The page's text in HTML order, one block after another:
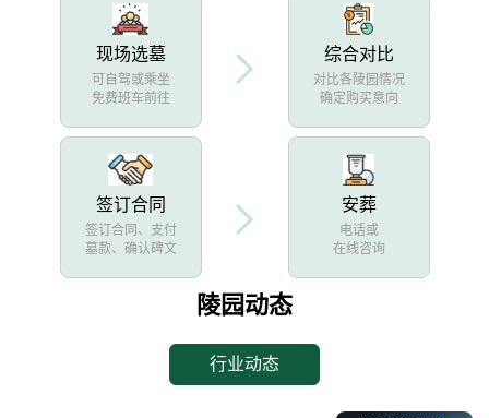
现场选墓
可自驾或乘坐
免费班车前往
综合对比
对比各陵园情况
确定购买意向
签订合同
签订合同、支付
墓款、确认碑文
安葬
电话或
在线咨询
陵园动态
行业动态